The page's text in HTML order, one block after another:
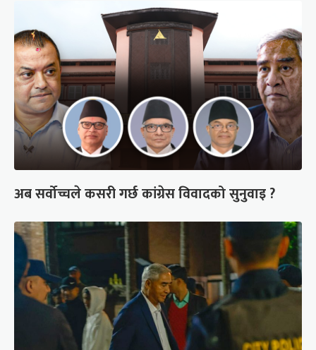
अब सर्वोच्चले कसरी गर्छ कांग्रेस विवादको सुनुवाइ ?